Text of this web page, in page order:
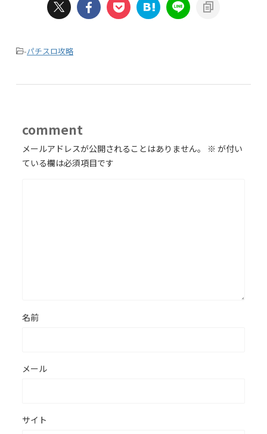
-パチスロ攻略
comment
メールアドレスが公開されることはありません。 ※ が付い
ている欄は必須項目です
名前
メール
サイト